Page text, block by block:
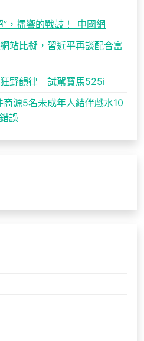
，擂響的戰鼓！_中國網
站比擬，習近平再談配合富
狂野韻律 試駕寶馬525i
商源5名未成年人結伴戲水10
誤